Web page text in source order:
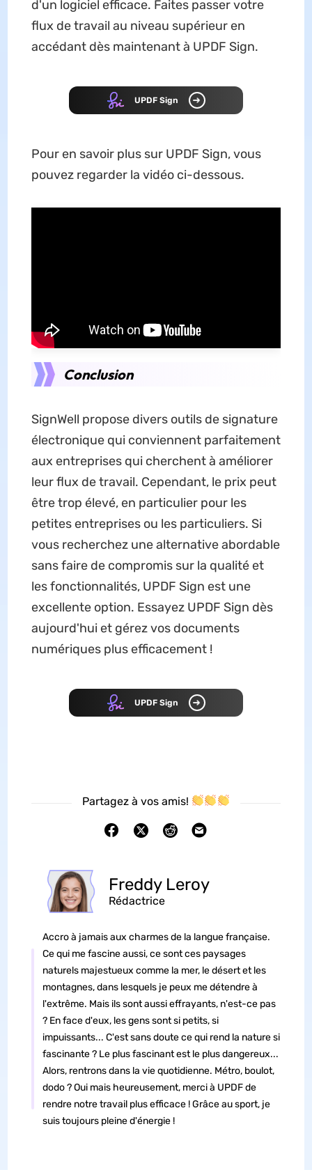
d'un logiciel efficace. Faites passer votre
flux de travail au niveau supérieur en
accédant dès maintenant à UPDF Sign.
UPDF Sign
Pour en savoir plus sur UPDF Sign, vous
pouvez regarder la vidéo ci-dessous.
Conclusion
SignWell propose divers outils de signature
électronique qui conviennent parfaitement
aux entreprises qui cherchent à améliorer
leur flux de travail. Cependant, le prix peut
être trop élevé, en particulier pour les
petites entreprises ou les particuliers. Si
vous recherchez une alternative abordable
sans faire de compromis sur la qualité et
les fonctionnalités, UPDF Sign est une
excellente option. Essayez UPDF Sign dès
aujourd'hui et gérez vos documents
numériques plus efficacement !
UPDF Sign
Partagez à vos amis!
Freddy Leroy
Rédactrice
Accro à jamais aux charmes de la langue française.
Ce qui me fascine aussi, ce sont ces paysages
naturels majestueux comme la mer, le désert et les
montagnes, dans lesquels je peux me détendre à
l'extrême. Mais ils sont aussi effrayants, n'est-ce pas
? En face d'eux, les gens sont si petits, si
impuissants... C'est sans doute ce qui rend la nature si
fascinante ? Le plus fascinant est le plus dangereux...
Alors, rentrons dans la vie quotidienne. Métro, boulot,
dodo ? Oui mais heureusement, merci à UPDF de
rendre notre travail plus efficace ! Grâce au sport, je
suis toujours pleine d'énergie !